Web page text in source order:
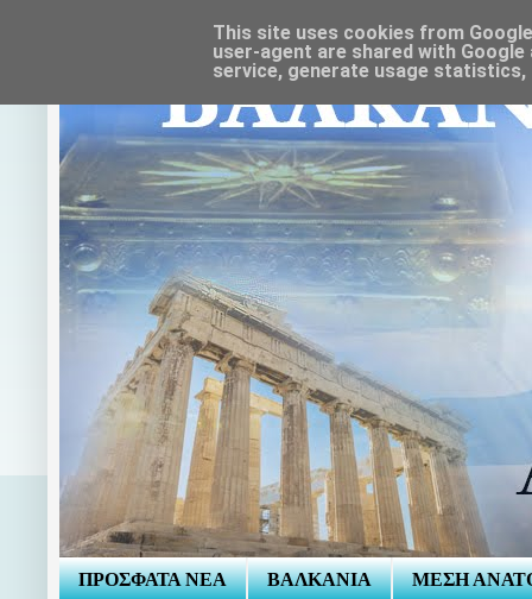
ΠΡΟΣΦΑΤΑ ΝΕΑ ΒΑΛΚΑΝΙΑ ΜΕΣΗ
This site uses cookies from
user-agent are shared with
service, generate usage statistics,